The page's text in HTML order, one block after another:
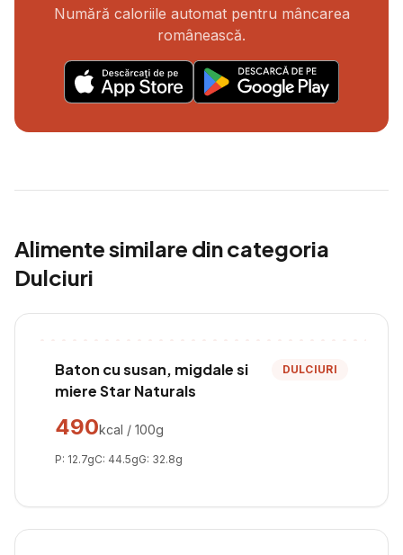
Numără caloriile automat pentru mâncarea
românească.
Alimente similare din categoria
Dulciuri
Baton cu susan, migdale si
miere Star Naturals
DULCIURI
490kcal / 100g
P: 12.7gC: 44.5gG: 32.8g